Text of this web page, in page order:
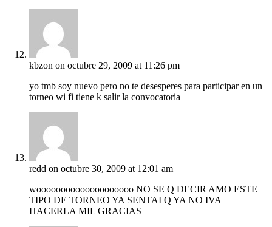
kbzon on octubre 29, 2009 at 11:26 pm
yo tmb soy nuevo pero no te desesperes para participar en un
torneo wi fi tiene k salir la convocatoria
redd on octubre 30, 2009 at 12:01 am
woooooooooooooooooooo NO SE Q DECIR AMO ESTE
TIPO DE TORNEO YA SENTAI Q YA NO IVA
HACERLA MIL GRACIAS